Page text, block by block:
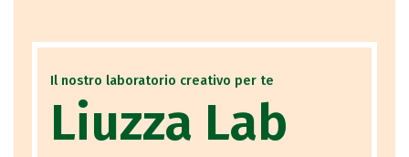
Il nostro laboratorio creativo per te
Liuzza Lab